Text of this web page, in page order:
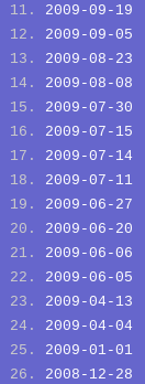
2009-09-19
2009-09-05
2009-08-23
2009-08-08
2009-07-30
2009-07-15
2009-07-14
2009-07-11
2009-06-27
2009-06-20
2009-06-06
2009-06-05
2009-04-13
2009-04-04
2009-01-01
2008-12-28